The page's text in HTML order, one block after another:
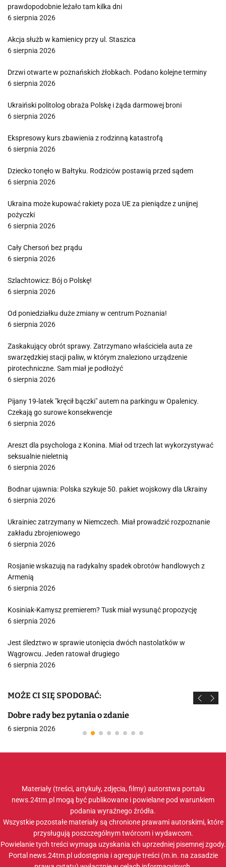
prawdopodobnie leżało tam kilka dni
6 sierpnia 2026
Akcja służb w kamienicy przy ul. Staszica
6 sierpnia 2026
Drzwi otwarte w poznańskich żłobkach. Podano kolejne terminy
6 sierpnia 2026
Ukraiński politolog obraża Polskę i żąda darmowej broni
6 sierpnia 2026
Ekspresowy kurs zbawienia z rodzinną katastrofą
6 sierpnia 2026
Dziecko tonęło w Bałtyku. Rodziców postawią przed sądem
6 sierpnia 2026
Ukraina może kupować rakiety poza UE za pieniądze z unijnej
pożyczki
6 sierpnia 2026
Cały Chersoń bez prądu
6 sierpnia 2026
Szlachtowicz: Bój o Polskę!
6 sierpnia 2026
Od poniedziałku duże zmiany w centrum Poznania!
6 sierpnia 2026
Zaskakujący obrót sprawy. Zatrzymano właściciela auta ze
swarzędzkiej stacji paliw, w którym znaleziono urządzenie
pirotechniczne. Sam miał je podłożyć
6 sierpnia 2026
Pijany 19-latek "kręcił bączki" autem na parkingu w Opalenicy.
Czekają go surowe konsekwencje
6 sierpnia 2026
Areszt dla psychologa z Konina. Miał od trzech lat wykorzystywać
seksualnie nieletnią
6 sierpnia 2026
Bodnar ujawnia: Polska szykuje 50. pakiet wojskowy dla Ukrainy
6 sierpnia 2026
Ukrainiec zatrzymany w Niemczech. Miał prowadzić rozpoznanie
zakładu zbrojeniowego
6 sierpnia 2026
Rosjanie wskazują na radykalny spadek obrotów handlowych z
Armenią
6 sierpnia 2026
Kosiniak-Kamysz premierem? Tusk miał wysunąć propozycję
6 sierpnia 2026
Jest śledztwo w sprawie utonięcia dwóch nastolatków w
Wągrowcu. Jeden ratował drugiego
6 sierpnia 2026
MOŻE CI SIĘ SPODOBAĆ:
Dobre rady bez pytania o zdanie
6 sierpnia 2026
Materiały (treści, artykuły, zdjęcia, filmy) autorstwa portalu
news.24tm.pl mogą być publikowane i powielane pod warunkiem
podania wyraźnego źródła.
Wszystkie pozostałe materiały są chronione prawami autorskimi, które
przysługują poszczególnym twórcom i wydawcom.
Powielanie tych treści wymaga uzyskania ich uprzedniej pisemnej zgody.
Portal news.24tm.pl udostępnia i agreguje treści (m.in. na zasadzie